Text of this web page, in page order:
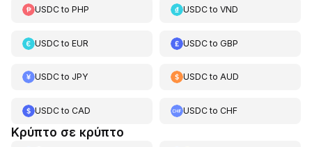
USDCto PHP USDCtoVND
USDCto EUR USDCtoGBP
USDCto JPY USDCtoAUD
USDCto CAD USDCtoCHF
Κρύπτο σε κρύπτο